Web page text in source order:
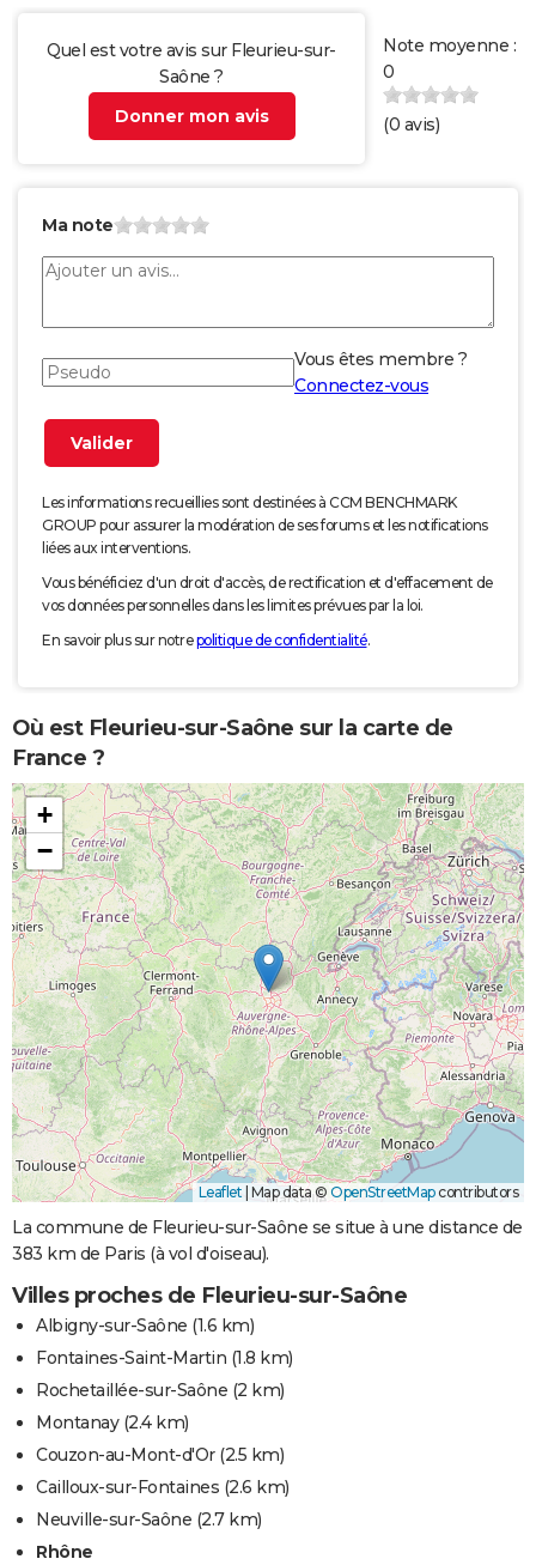
Quel est votre avis sur Fleurieu-sur-
Saône ?
Donner mon avis
Note moyenne :
0
(0 avis)
Ma note
Vous êtes membre ?
Connectez-vous
Les informations recueillies sont destinées à CCM BENCHMARK
GROUP pour assurer la modération de ses forums et les notifications
liées aux interventions.
Vous bénéficiez d'un droit d'accès, de rectification et d'effacement de
vos données personnelles dans les limites prévues par la loi.
En savoir plus sur notrepolitique de confidentialité.
Où est Fleurieu-sur-Saône sur la carte de
France ?
+
−
Leaflet Map data © OpenStreetMapcontributors
La commune de Fleurieu-sur-Saône se situe à une distance de
383 km de Paris (à vol d'oiseau).
Villes proches de Fleurieu-sur-Saône
Albigny-sur-Saône (1.6 km)
Fontaines-Saint-Martin (1.8 km)
Rochetaillée-sur-Saône (2 km)
Montanay(2.4 km)
Couzon-au-Mont-d'Or(2.5 km)
Cailloux-sur-Fontaines (2.6 km)
Neuville-sur-Saône (2.7 km)
Rhône